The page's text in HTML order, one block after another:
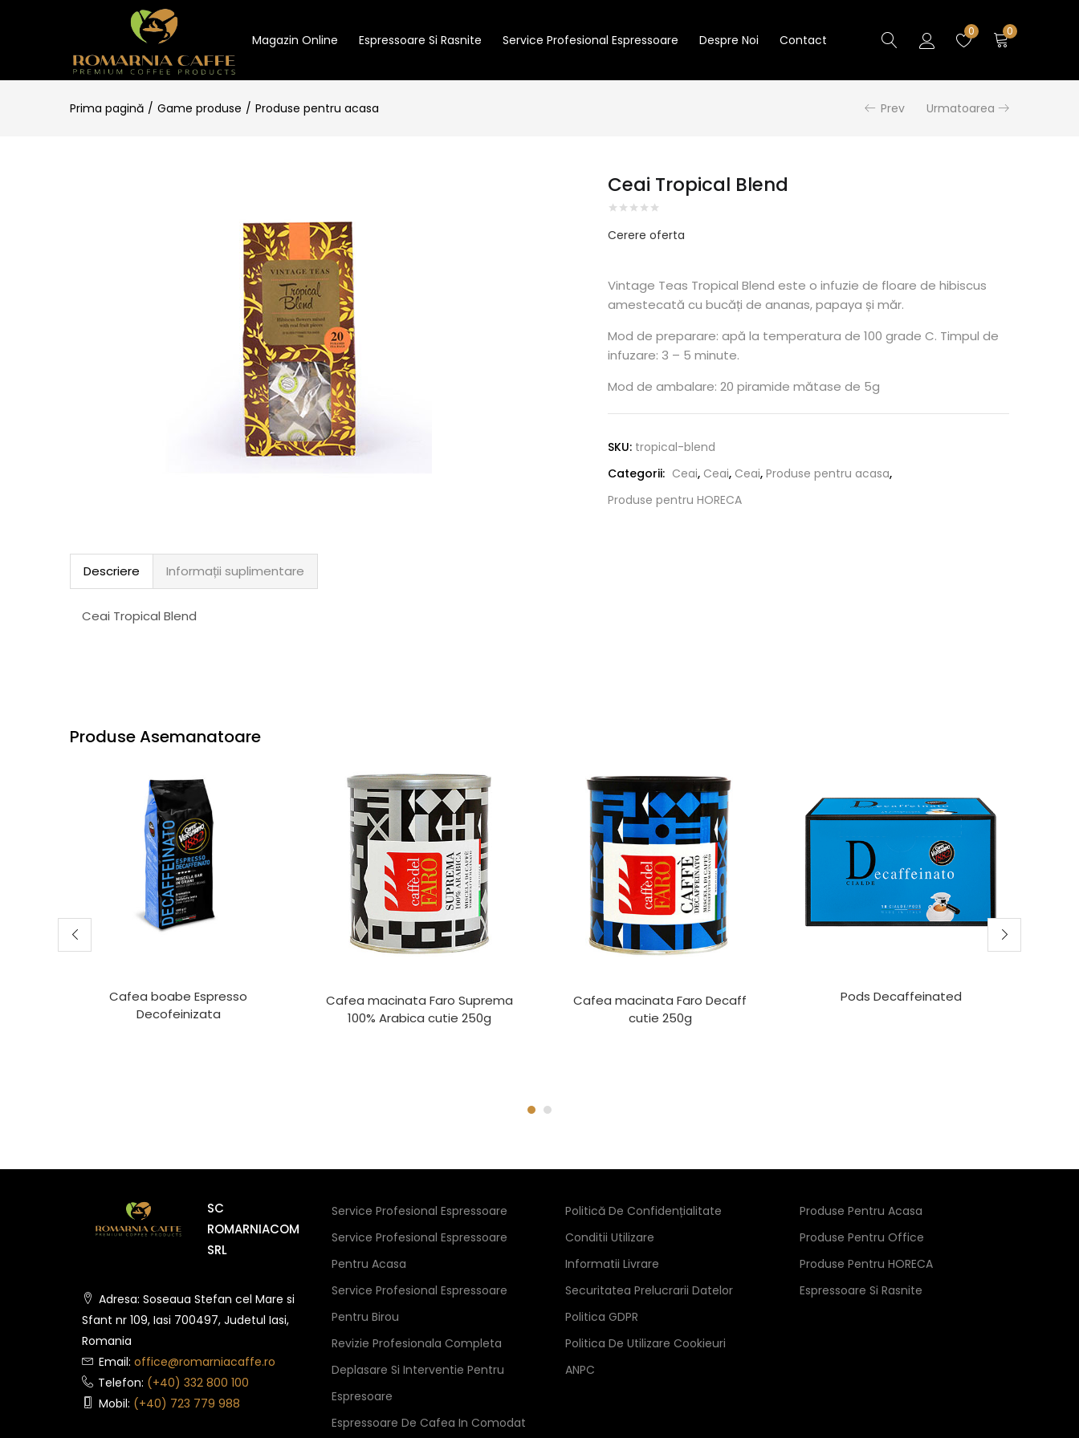
Magazin Online Espressoare Si Rasnite Service Profesional Espressoare Despre Noi Contact
0 0
Prima pagină Game produse Produse pentru acasa Prev Urmatoarea
Ceai Tropical Blend
Cerere oferta
Vintage Teas Tropical Blend este o infuzie de floare de hibiscus
amestecată cu bucăți de ananas, papaya și măr.
Mod de preparare: apă la temperatura de 100 grade C. Timpul de
infuzare: 3 – 5 minute.
Mod de ambalare: 20 piramide mătase de 5g
SKU: tropical-blend
Categorii: Ceai, Ceai, Ceai, Produse pentru acasa,
Produse pentru HORECA
Descriere Informații suplimentare
Ceai Tropical Blend
Produse Asemanatoare
Cafea boabe Espresso
Decofeinizata
Cafea macinata Faro Suprema
100% Arabica cutie 250g
Cafea macinata Faro Decaff
cutie 250g
Pods Decaffeinated
SC
ROMARNIACOM
SRL
Adresa: Soseaua Stefan cel Mare si
Sfant nr 109, Iasi 700497, Judetul Iasi,
Romania
Email: office@romarniacaffe.ro
Telefon: (+40) 332 800 100
Mobil: (+40) 723 779 988
Service Profesional Espressoare
Service Profesional Espressoare
Pentru Acasa
Service Profesional Espressoare
Pentru Birou
Revizie Profesionala Completa
Deplasare Si Interventie Pentru
Espresoare
Espressoare De Cafea In Comodat
Politică De Confidențialitate
Conditii Utilizare
Informatii Livrare
Securitatea Prelucrarii Datelor
Politica GDPR
Politica De Utilizare Cookieuri
ANPC
Produse Pentru Acasa
Produse Pentru Office
Produse Pentru HORECA
Espressoare Si Rasnite